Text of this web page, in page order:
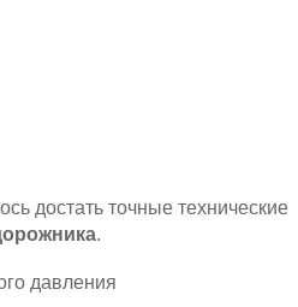
достать точные технические
.